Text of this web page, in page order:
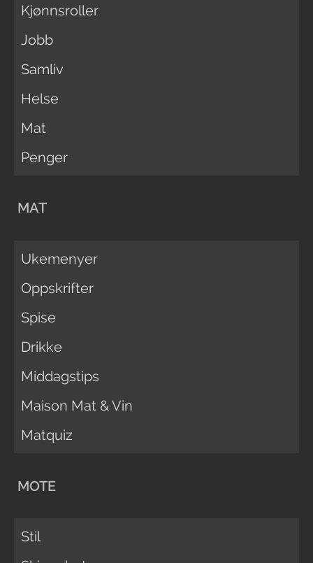
Kjønnsroller
Jobb
Samliv
Helse
Mat
Penger
MAT
Ukemenyer
Oppskrifter
Spise
Drikke
Middagstips
Maison Mat & Vin
Matquiz
MOTE
Stil